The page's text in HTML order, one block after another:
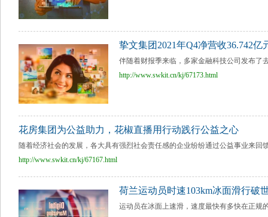
挚文集团2021年Q4净营收36.742亿
伴随着财报季来临，多家金融科技公司发布了
http://www.swkit.cn/kj/67173.html
花房集团为公益助力，花椒直播用行动践行公益之心
随着经济社会的发展，各大具有强烈社会责任感的企业纷纷通过公益事业来
http://www.swkit.cn/kj/67167.html
荷兰运动员时速103km冰面滑行破
运动员在冰面上速滑，速度最快有多快在正规